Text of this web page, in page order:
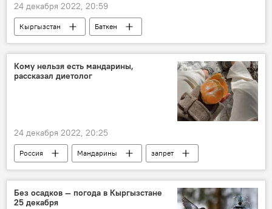
24 декабря 2022, 20:59
Кыргызстан
Баткен
Садыр Жапаров
Достук
фото
Мин-Орук
Кому нельзя есть мандарины,
рассказал диетолог
24 декабря 2022, 20:25
Россия Мандарины
запрет
диетолог
Без осадков — погода в Кыргызстане
25 декабря